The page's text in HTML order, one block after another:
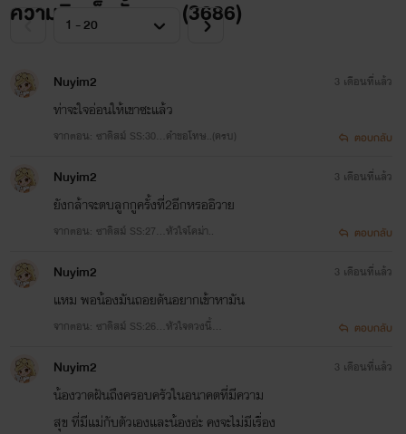
ความคิดเห็นทั้งหมด (3686)
Nuyim2
ท่าจะใจอ่อนให้เขาซะแล้ว
จากตอน: ซาดิสม์ SS:30...คำขอโทษ..(ครบ)
3 เดือนที่แล้ว
ตอบกลับ
Nuyim2
ยังกล้าจะตบลูกกูครั้งที่2อีกหรออิวาย
จากตอน: ซาดิสม์ SS:27...หัวใจโคม่า..
3 เดือนที่แล้ว
ตอบกลับ
Nuyim2
แหม พอน้องมันถอยดันอยากเข้าหามัน
จากตอน: ซาดิสม์ SS:26...หัวใจดวงนี้...
3 เดือนที่แล้ว
ตอบกลับ
Nuyim2
น้องวาดฝันถึงครอบครัวในอนาคตที่มีความ
สุข ที่มีแม่กับตัวเองและน้องอ่ะ คงจะไม่มีเรื่อง
3 เดือนที่แล้ว